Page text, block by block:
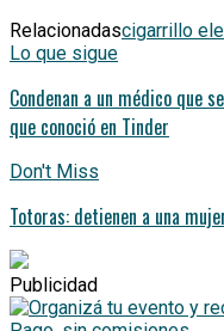
Relacionadascigarrillo
Lo que sigue
Condenan a un médico que
que conoció en Tinder
Don't Miss
Totoras: detienen a una
Publicidad